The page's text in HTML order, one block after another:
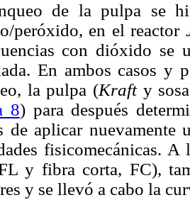
de la pulpa se
peróxido, en el reactor
con dióxido se
En ambos casos y
la pulpa (Krafty
8) para después
de aplicar
fisicomecánicas.
y fibra corta, FC),
y se llevó a cabo la